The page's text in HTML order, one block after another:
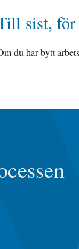
sist, för
du har bytt